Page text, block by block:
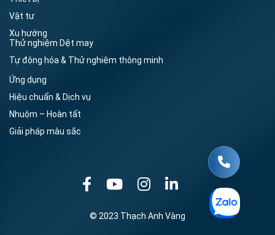
Vật tư
Xu hướng
Thử nghiệm Dệt may
Tự động hóa & Thử nghiệm thông minh
Ứng dụng
Hiệu chuẩn & Dịch vụ
Nhuộm – Hoàn tất
Giải pháp màu sắc
© 2023 Thạch Anh Vàng